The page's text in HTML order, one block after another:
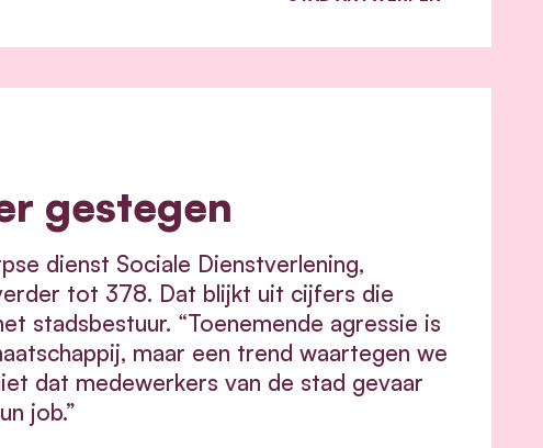
gestegen
dienst Sociale Dienstverlening,
tot 378. Dat blijkt uit cijfers die
stadsbestuur. “Toenemende agressie is
maar een trend waartegen we
dat medewerkers van de stad gevaar
job.”